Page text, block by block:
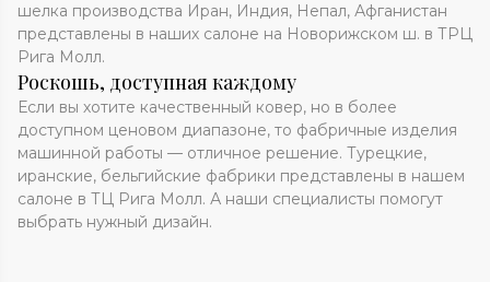
шелка производства Иран, Индия, Непал, Афганистан
представлены в наших салоне на Новорижском ш. в ТРЦ
Рига Молл.
Роскошь, доступная каждому
Если вы хотите качественный ковер, но в более
доступном ценовом диапазоне, то фабричные изделия
машинной работы — отличное решение. Турецкие,
иранские, бельгийские фабрики представлены в нашем
салоне в ТЦ Рига Молл. А наши специалисты помогут
выбрать нужный дизайн.